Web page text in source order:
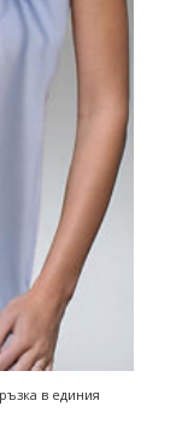
в единия